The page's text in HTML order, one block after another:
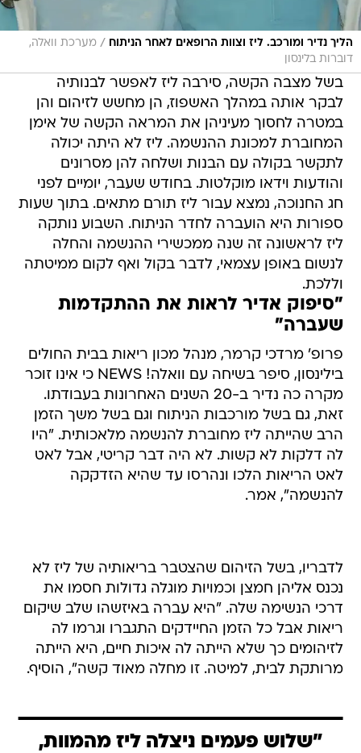
הליך נדיר ומורכב. ליז וצוות הרופאים לאחר הניתוח / מערכת וואלה,
דוברות בלינסון
בשל מצבה הקשה, סירבה ליז לאפשר לבנותיה
לבקר אותה במהלך האשפוז, הן מחשש לזיהום והן
במטרה לחסוך מעיניהן את המראה הקשה של אימן
המחוברת למכונת ההנשמה. ליז לא היתה יכולה
לתקשר בקולה עם הבנות ושלחה להן מסרונים
והודעות וידאו מוקלטות. בחודש שעבר, יומיים לפני
חג החנוכה, נמצא עבור ליז תורם מתאים. בתוך שעות
ספורות היא הועברה לחדר הניתוח. השבוע נותקה
ליז לראשונה זה שנה ממכשירי ההנשמה והחלה
לנשום באופן עצמאי, לדבר בקול ואף לקום ממיטתה
וללכת.
"סיפוק אדיר לראות את ההתקדמות
שעברה"
פרופ' מרדכי קרמר, מנהל מכון ריאות בבית החולים
בילינסון, סיפר בשיחה עם וואלה! NEWS כי אינו זוכר
מקרה כה נדיר ב-20 השנים האחרונות בעבודתו.
זאת, גם בשל מורכבות הניתוח וגם בשל משך הזמן
הרב שהייתה ליז מחוברת להנשמה מלאכותית. "היו
לה דלקות לא קשות. לא היה דבר קריטי, אבל לאט
לאט הריאות הלכו ונהרסו עד שהיא הזדקקה
להנשמה", אמר.
לדבריו, בשל הזיהום שהצטבר בריאותיה של ליז לא
נכנס אליהן חמצן וכמויות מוגלה גדולות חסמו את
דרכי הנשימה שלה. "היא עברה באיזשהו שלב שיקום
ריאות אבל כל הזמן החיידקים התגברו וגרמו לה
לזיהומים כך שלא הייתה לה איכות חיים, היא הייתה
מרותקת לבית, למיטה. זו מחלה מאוד קשה", הוסיף.
"שלוש פעמים ניצלה ליז מהמוות,